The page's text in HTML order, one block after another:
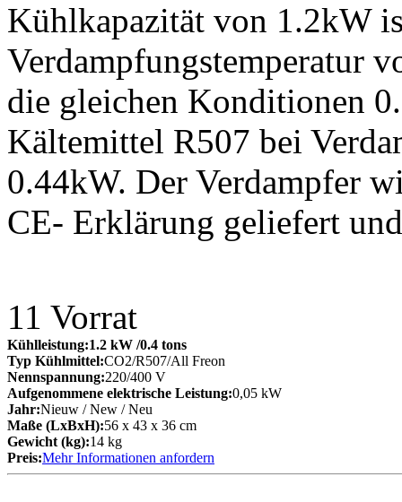
Kühlkapazität von 1.2kW
Verdampfungstemperatur
die gleichen Konditionen
Kältemittel R507 bei
0.44kW. Der Verdampfer
CE- Erklärung geliefert
11 Vorrat
Kühlleistung:1.2 kW /0.4 tons
Typ Kühlmittel:CO2/R507/All Freon
Nennspannung:220/400 V
Aufgenommene elektrische Leistung:0,05 kW
Jahr:Nieuw / New / Neu
Maße (LxBxH):56 x 43 x 36 cm
Gewicht (kg):14 kg
Preis:Mehr Informationen anfordern